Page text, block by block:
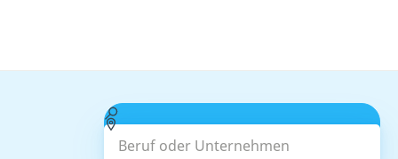
Beruf oder Unternehmen
Suchen